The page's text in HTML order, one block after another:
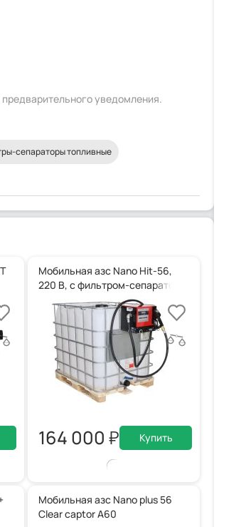
уведомления.
сепараторы топливные
+ ручной пистолет
Мобильная азс Nano Hit-56,
220 В, с фильтром-сепаратором Clear captor
164 000 Купить
Мобильная азс Nano plus 56
Clear captor A60